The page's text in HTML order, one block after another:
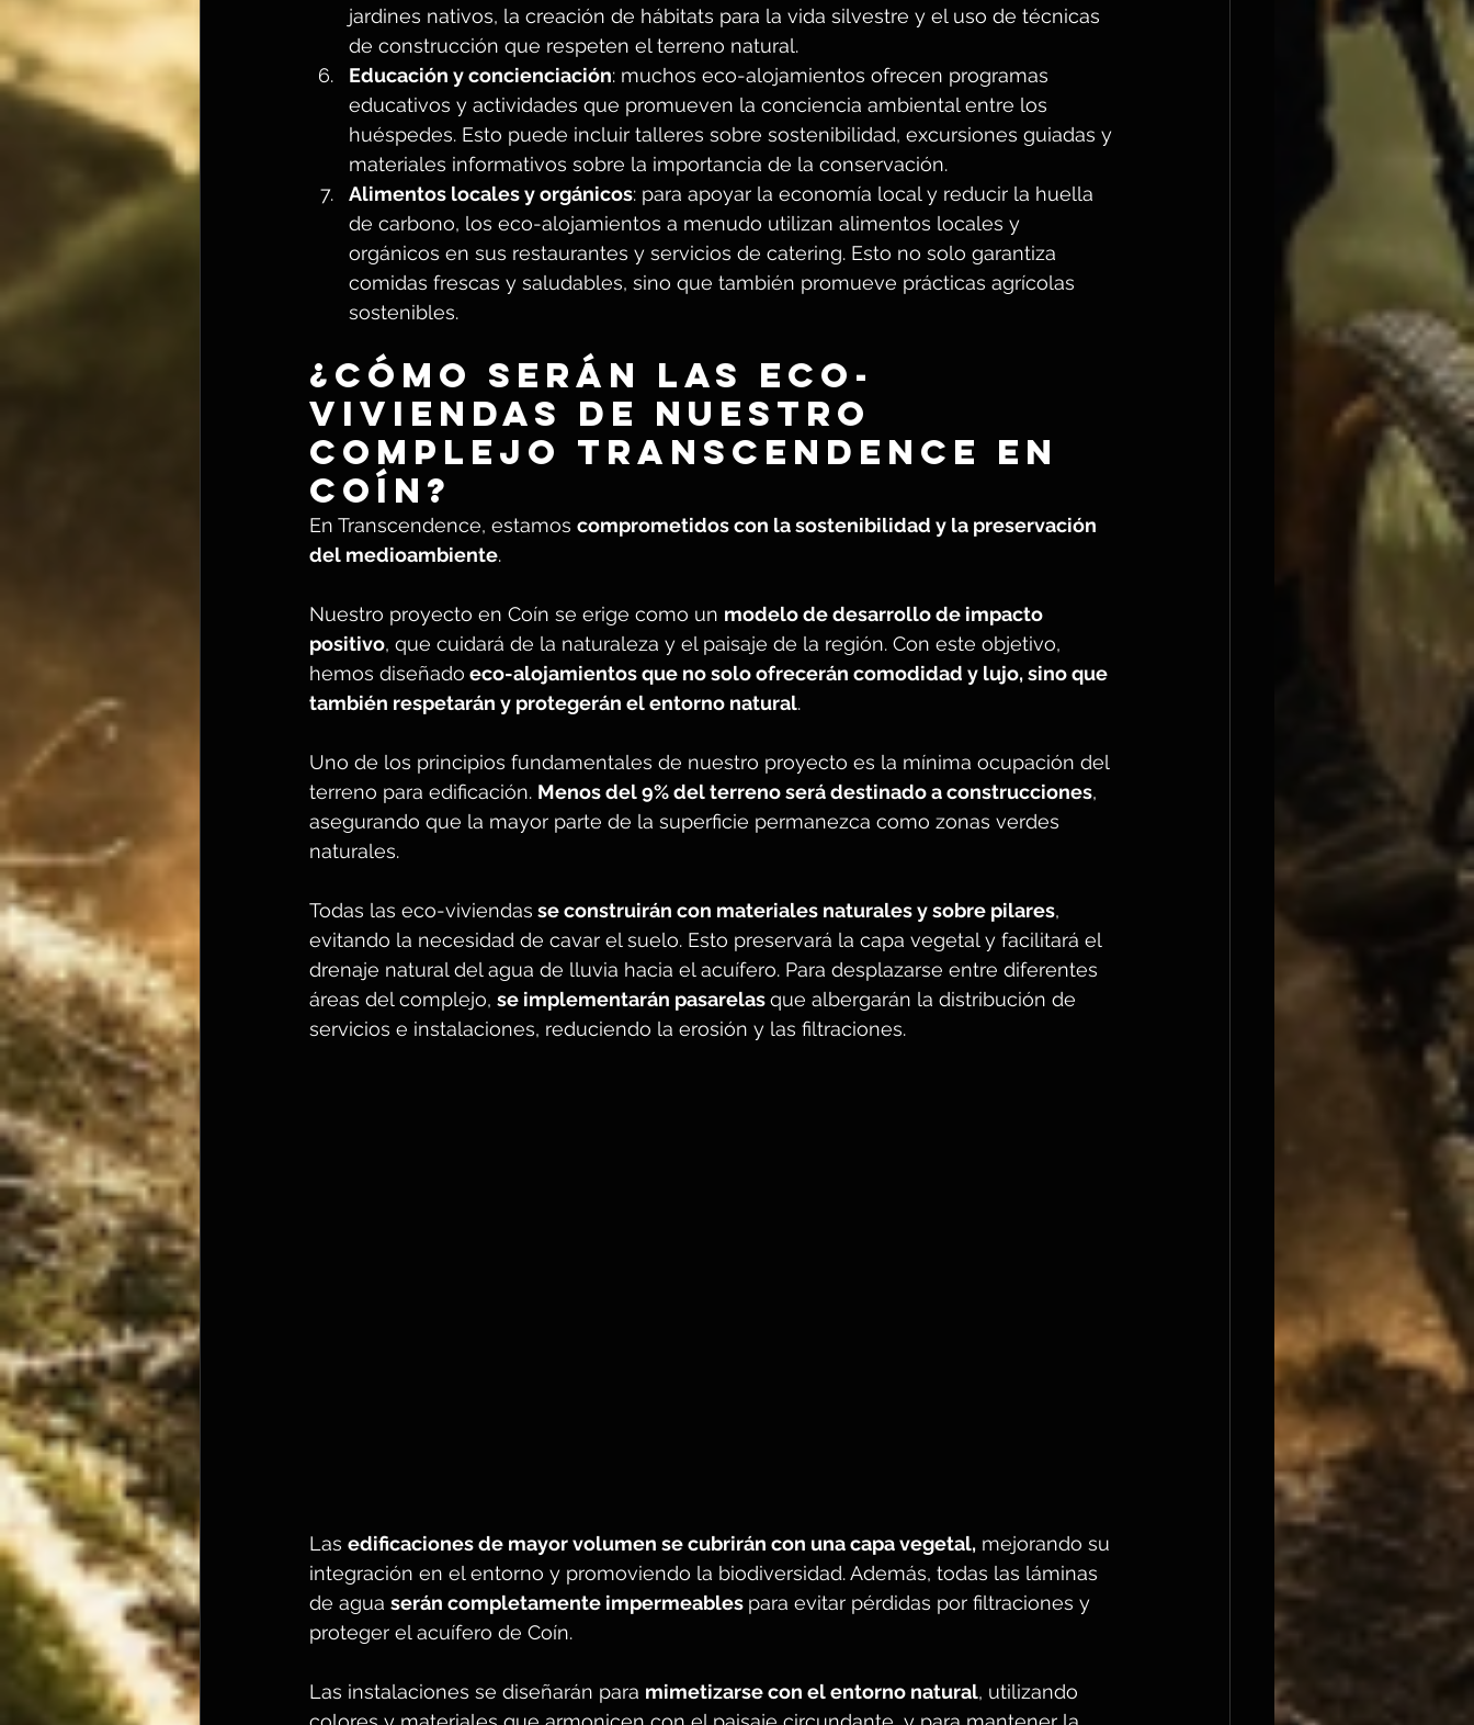
jardines nativos, la creación de hábitats para la vida silvestre y el uso de técnicas
de construcción que respeten el terreno natural.
Educación y concienciación: muchos eco-alojamientos ofrecen programas
educativos y actividades que promueven la conciencia ambiental entre los
huéspedes. Esto puede incluir talleres sobre sostenibilidad, excursiones guiadas y
materiales informativos sobre la importancia de la conservación.
Alimentos locales y orgánicos: para apoyar la economía local y reducir la huella
de carbono, los eco-alojamientos a menudo utilizan alimentos locales y
orgánicos en sus restaurantes y servicios de catering. Esto no solo garantiza
comidas frescas y saludables, sino que también promueve prácticas agrícolas
sostenibles.
¿Cómo serán las eco-
viviendas de nuestro
complejo Transcendence en
Coín?
En Transcendence, estamos comprometidos con la sostenibilidad y la preservación
del medioambiente.
Nuestro proyecto en Coín se erige como un modelo de desarrollo de impacto
positivo, que cuidará de la naturaleza y el paisaje de la región. Con este objetivo,
hemos diseñado eco-alojamientos que no solo ofrecerán comodidad y lujo, sino que
también respetarán y protegerán el entorno natural.
Uno de los principios fundamentales de nuestro proyecto es la mínima ocupación del
terreno para edificación. Menos del 9% del terreno será destinado a construcciones,
asegurando que la mayor parte de la superficie permanezca como zonas verdes
naturales.
Todas las eco-viviendas se construirán con materiales naturales y sobre pilares,
evitando la necesidad de cavar el suelo. Esto preservará la capa vegetal y facilitará el
drenaje natural del agua de lluvia hacia el acuífero. Para desplazarse entre diferentes
áreas del complejo, se implementarán pasarelas que albergarán la distribución de
servicios e instalaciones, reduciendo la erosión y las filtraciones.
Las edificaciones de mayor volumen se cubrirán con una capa vegetal, mejorando su
integración en el entorno y promoviendo la biodiversidad. Además, todas las láminas
de agua serán completamente impermeables para evitar pérdidas por filtraciones y
proteger el acuífero de Coín.
Las instalaciones se diseñarán para mimetizarse con el entorno natural, utilizando